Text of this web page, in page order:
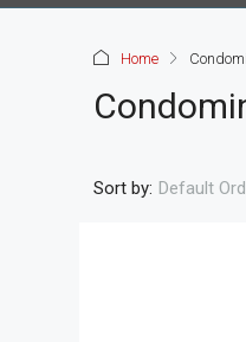
Home
Sort by: Default